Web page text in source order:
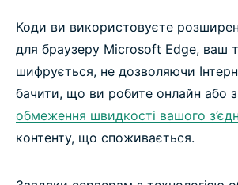
Коди ви використовуєте
для браузеру Microsoft Edge, ваш
шифрується, не дозволяючи
бачити, що ви робите онлайн або
обмеження швидкості вашого
контенту, що споживається.